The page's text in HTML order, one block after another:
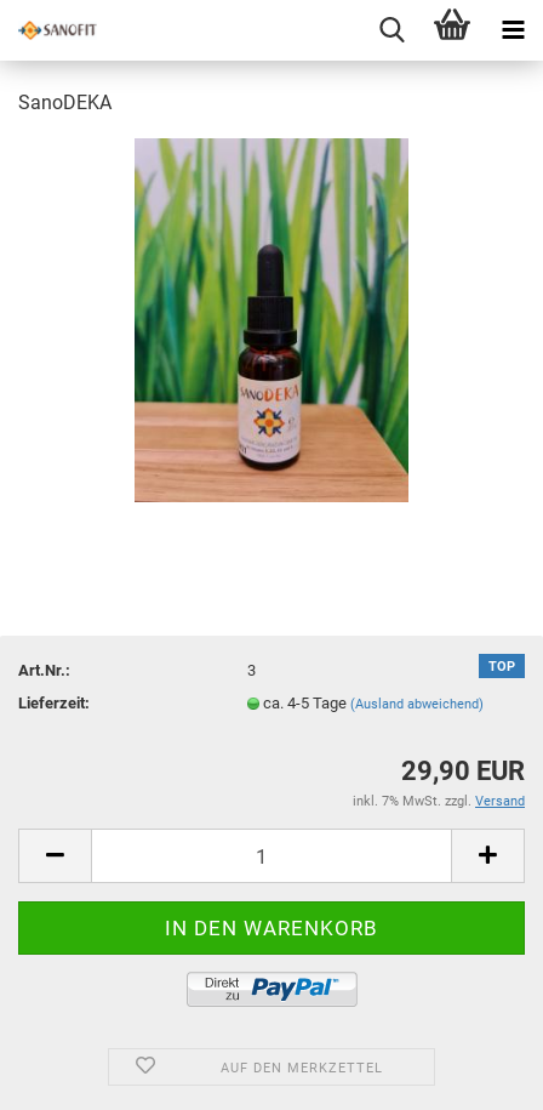
SanoDEKA
TOP
Art.Nr.:
3
Lieferzeit:
ca. 4-5 Tage(Ausland abweichend)
29,90 EUR
inkl. 7% MwSt. zzgl. Versand
AUF DEN MERKZETTEL